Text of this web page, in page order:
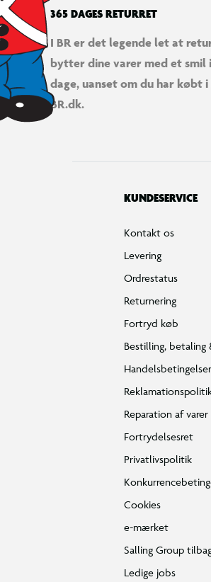
365 DAGES RETURRET
I BR er det legende let at
bytter dine varer med et smil
dage, uanset om du har købt
BR.dk.
KUNDESERVICE
Kontakt os
Levering
Ordrestatus
Returnering
Fortryd køb
Bestilling, betaling
Handelsbetingelser
Reparation af varer
Fortrydelsesret
Privatlivspolitik
Cookies
e-mærket
Salling Group
Ledige jobs